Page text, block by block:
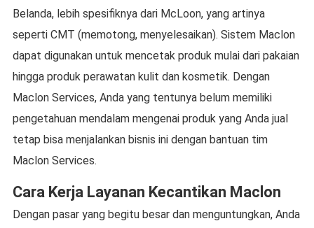
Belanda, lebih spesifiknya dari McLoon, yang artinya
seperti CMT (memotong, menyelesaikan). Sistem Maclon
dapat digunakan untuk mencetak produk mulai dari pakaian
hingga produk perawatan kulit dan kosmetik. Dengan
Maclon Services, Anda yang tentunya belum memiliki
pengetahuan mendalam mengenai produk yang Anda jual
tetap bisa menjalankan bisnis ini dengan bantuan tim
Maclon Services.
Cara Kerja Layanan Kecantikan Maclon
Dengan pasar yang begitu besar dan menguntungkan, Anda